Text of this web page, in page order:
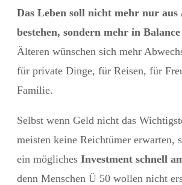
Das Leben soll nicht mehr nur aus
bestehen, sondern mehr in Balance
Älteren wünschen sich mehr
für private Dinge, für Reisen, für
Familie.
Selbst wenn Geld nicht das
meisten keine Reichtümer erwarten,
ein mögliches Investment schnell
denn Menschen Ü 50 wollen nicht